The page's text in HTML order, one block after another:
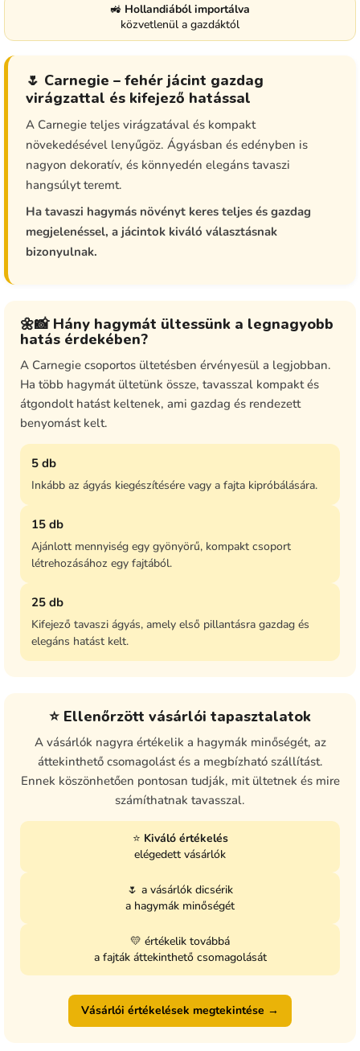
🚜 Hollandiából importálva
közvetlenül a gazdáktól
🌷 Carnegie – fehér jácint gazdag
virágzattal és kifejező hatással
A Carnegie teljes virágzatával és kompakt
növekedésével lenyűgöz. Ágyásban és edényben is
nagyon dekoratív, és könnyedén elegáns tavaszi
hangsúlyt teremt.
Ha tavaszi hagymás növényt keres teljes és gazdag
megjelenéssel, a jácintok kiváló választásnak
bizonyulnak.
🌼📸 Hány hagymát ültessünk a legnagyobb
hatás érdekében?
A Carnegie csoportos ültetésben érvényesül a legjobban.
Ha több hagymát ültetünk össze, tavasszal kompakt és
átgondolt hatást keltenek, ami gazdag és rendezett
benyomást kelt.
5 db
Inkább az ágyás kiegészítésére vagy a fajta kipróbálására.
15 db
Ajánlott mennyiség egy gyönyörű, kompakt csoport
létrehozásához egy fajtából.
25 db
Kifejező tavaszi ágyás, amely első pillantásra gazdag és
elegáns hatást kelt.
⭐ Ellenőrzött vásárlói tapasztalatok
A vásárlók nagyra értékelik a hagymák minőségét, az
áttekinthető csomagolást és a megbízható szállítást.
Ennek köszönhetően pontosan tudják, mit ültetnek és mire
számíthatnak tavasszal.
⭐ Kiváló értékelés
elégedett vásárlók
🌷 a vásárlók dicsérik
a hagymák minőségét
💛 értékelik továbbá
a fajták áttekinthető csomagolását
Vásárlói értékelések megtekintése →